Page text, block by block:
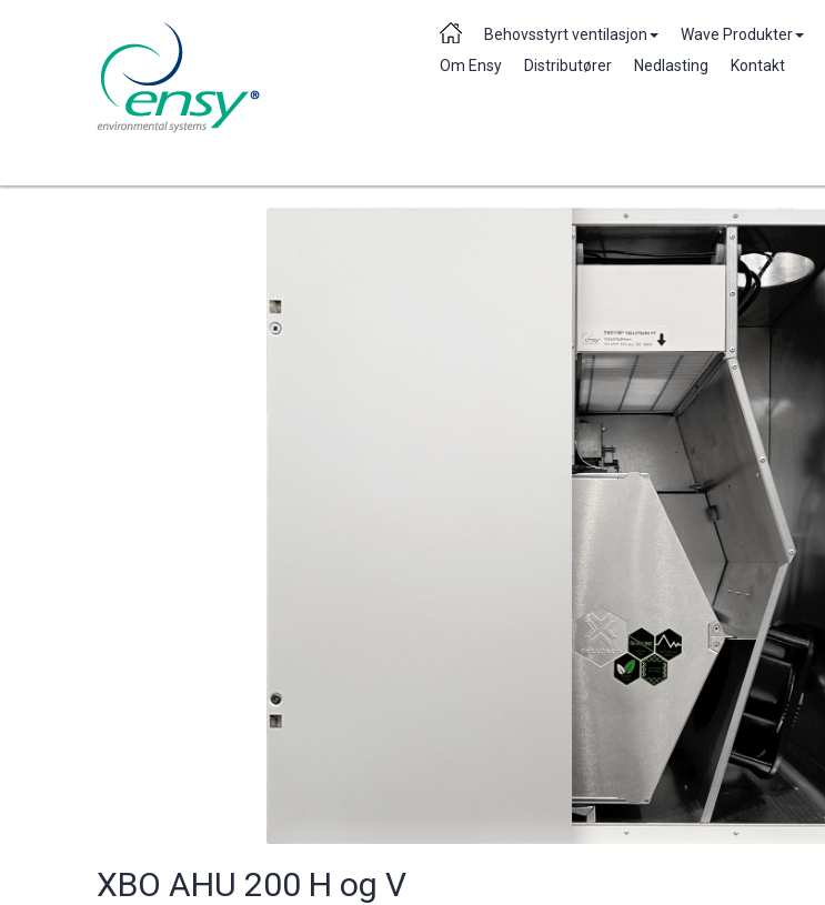
Behovsstyrt ventilasjon Wave Produkter
Om Ensy
Distributører Nedlasting Kontakt
XBO AHU 200 H og V